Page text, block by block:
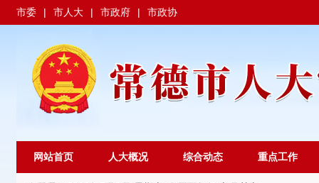
市委 | 市人大 | 市政府 | 市政协
网站首页 人大概况 综合动态 重点工作